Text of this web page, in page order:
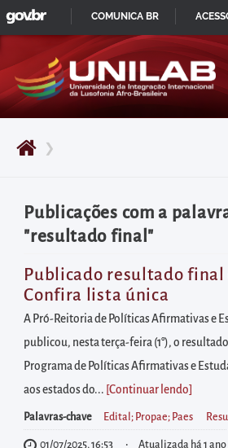
Pular
para
início
do
principal
Acessar
diretamente
o
menu
principal
Acessar
diretamente
à
área
para
❯
Publicações com a
"resultado final"
Publicado resultado final
Confira lista única
A Pró-Reitoria de Políticas Afirmativas e
publicou, nesta terça-feira (1°), o
Programa de Políticas Afirmativas e
aos estados do... [Continuar lendo
Palavras-chave Edital; Propae; Paes
01/07/2025, 16:53 Atualizada há 1 ano
IR
PARA
GOVBR
COMUNICA BR